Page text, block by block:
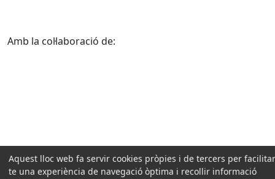
Amb la col·laboració de:
Aquest lloc web fa servir cookies pròpies i de tercers per
te una experiència de navegació òptima i recollir informació